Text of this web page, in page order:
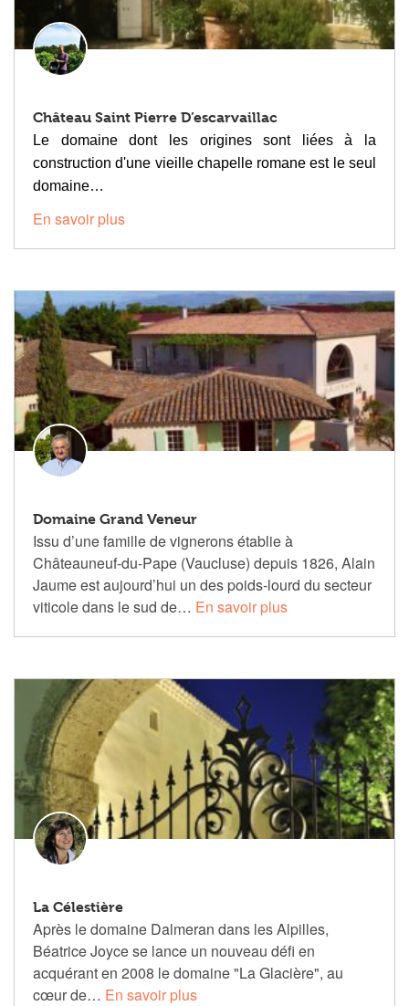
Château Saint Pierre D’escarvaillac
Le domaine dont les origines sont liées à la
construction d'une vieille chapelle romane est le seul
domaine…
En savoir plus
Domaine Grand Veneur
Issu d’une famille de vignerons établie à
Châteauneuf-du-Pape (Vaucluse) depuis 1826, Alain
Jaume est aujourd’hui un des poids-lourd du secteur
viticole dans le sud de… En savoir plus
La Célestière
Après le domaine Dalmeran dans les Alpilles,
Béatrice Joyce se lance un nouveau défi en
acquérant en 2008 le domaine "La Glacière", au
cœur de… En savoir plus